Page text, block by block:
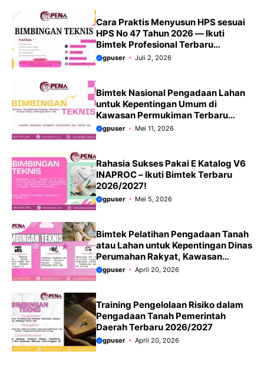
Cara Praktis Menyusun HPS sesuai
HPS No 47 Tahun 2026 — Ikuti
Bimtek Profesional Terbaru
2026/2027
gpuser Juli 2, 2026
Bimtek Nasional Pengadaan Lahan
untuk Kepentingan Umum di
Kawasan Permukiman Terbaru
tahun 2026/2027 menekankan
update PP No. 39 Tahun 2023 yang
dari PP 19/2021.
gpuser Mei 11, 2026
Rahasia Sukses Pakai E Katalog V6
INAPROC – Ikuti Bimtek Terbaru
2026/2027!
gpuser Mei 5, 2026
Bimtek Pelatihan Pengadaan Tanah
atau Lahan untuk Kepentingan Dinas
Perumahan Rakyat, Kawasan
Permukiman dan Pertanahan
Terbaru 2026/2027
gpuser April 20, 2026
Training Pengelolaan Risiko dalam
Pengadaan Tanah Pemerintah
Daerah Terbaru 2026/2027
gpuser April 20, 2026